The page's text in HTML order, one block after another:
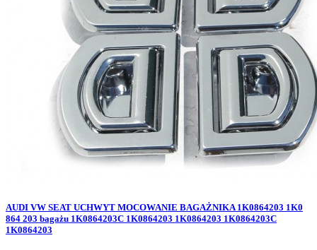
AUDI VW SEAT UCHWYT MOCOWANIE BAGAŻNIKA 1K0864203 1K0
864 203 bagażu 1K0864203C 1K0864203 1K0864203 1K0864203C
1K0864203